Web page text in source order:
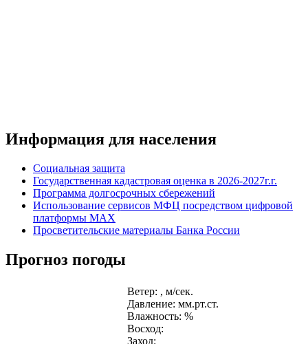
Информация для населения
Социальная защита
Государственная кадастровая оценка в 2026-2027г.г.
Программа долгосрочных сбережений
Использование сервисов МФЦ посредством цифровой
платформы MAX
Просветительские материалы Банка России
Прогноз погоды
Ветер: , м/сек.
Давление: мм.рт.ст.
Влажность: %
Восход:
Заход: